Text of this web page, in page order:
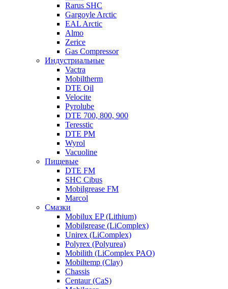
Rarus SHC
Gargoyle Arctic
EAL Arctic
Almo
Zerice
Gas Compressor
Индустриальные
Vactra
Mobiltherm
DTE Oil
Velocite
Pyrolube
DTE 700, 800, 900
Teresstic
DTE PM
Wyrol
Vacuoline
Пищевые
DTE FM
SHC Cibus
Mobilgrease FM
Marcol
Смазки
Mobilux EP (Lithium)
Mobilgrease (LiComplex)
Unirex (LiComplex)
Polyrex (Polyurea)
Mobilith (LiComplex PAO)
Mobiltemp (Clay)
Chassis
Centaur (CaS)